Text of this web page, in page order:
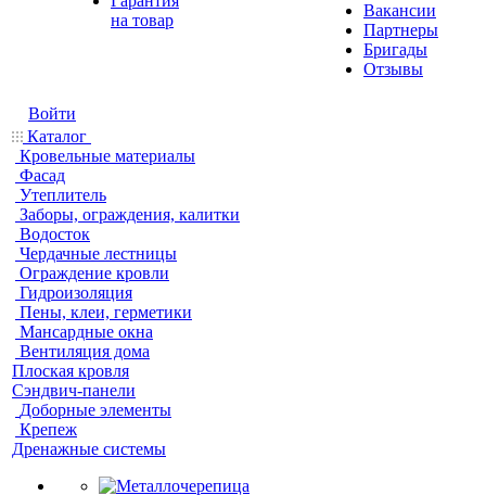
на товар
Вакансии
Партнеры
Бригады
Отзывы
Войти
Каталог
Кровельные материалы
Фасад
Утеплитель
Заборы, ограждения, калитки
Водосток
Чердачные лестницы
Ограждение кровли
Гидроизоляция
Пены, клеи, герметики
Мансардные окна
Вентиляция дома
Плоская кровля
Сэндвич-панели
Доборные элементы
Крепеж
Дренажные системы